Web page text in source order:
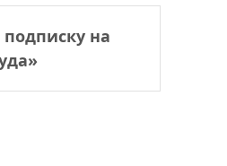
на